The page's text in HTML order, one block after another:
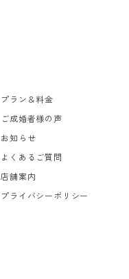
プラン＆料金
ご成婚者様の声
お知らせ
よくあるご質問
店舗案内
プライバシーポリシー